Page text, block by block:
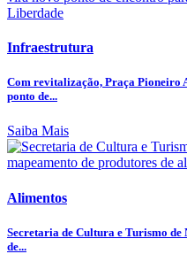
Infraestrutura
Com revitalização, Praça Pioneiro
ponto de...
Saiba Mais
Alimentos
Secretaria de Cultura e Turismo de
de...